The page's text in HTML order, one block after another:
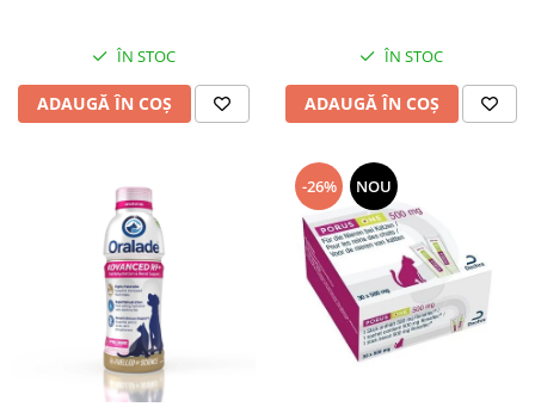
ÎN STOC
ADAUGĂ ÎN COȘ
ÎN STOC
ADAUGĂ ÎN COȘ
-26% NOU